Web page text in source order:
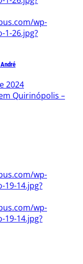
wp-
1-26.jpg?
2024
Quirinópolis –
wp-
14.jpg?
wp-
14.jpg?